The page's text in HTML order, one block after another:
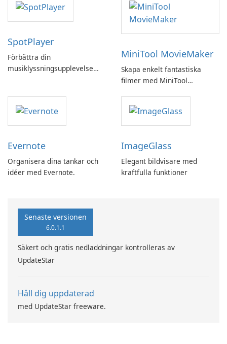
SpotPlayer
Förbättra din
musiklyssningsupplevelse
MiniTool MovieMaker
Skapa enkelt fantastiska
filmer med MiniTool
Evernote
Organisera dina tankar och
idéer med Evernote.
ImageGlass
Elegant bildvisare med
kraftfulla funktioner
Senaste versionen
6.0.1.1
Säkert och gratis nedladdningar kontrolleras av
UpdateStar
Håll dig uppdaterad
med UpdateStar freeware.